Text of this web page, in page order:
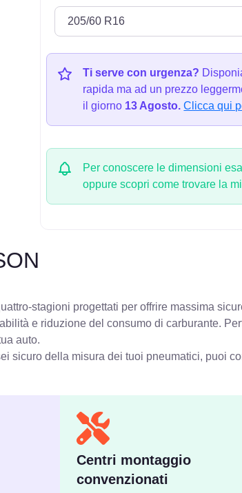
Ti serve con urgenza?
rapida ma ad un prezzo
il giorno 13 Agosto. Clicca qui
Per conoscere le dimensioni
oppure scopri come trovare la
stagioni progettati per offrire massima
e riduzione del consumo di carburante.
auto.
sicuro della misura dei tuoi pneumatici, puoi
Centri montaggio
convenzionati